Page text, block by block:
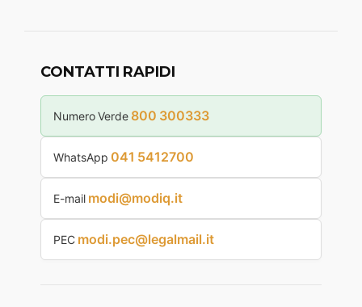
CONTATTI RAPIDI
Numero Verde 800 300333
WhatsApp 041 5412700
E-mail modi@modiq.it
PEC modi.pec@legalmail.it